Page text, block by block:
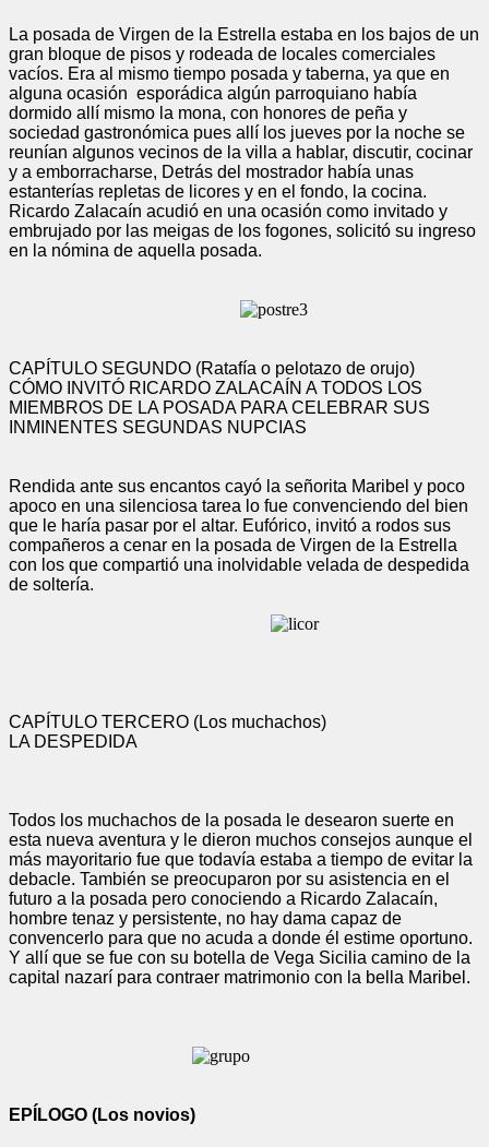
La posada de Virgen de la Estrella estaba en los bajos de un
gran bloque de pisos y rodeada de locales comerciales
vacíos. Era al mismo tiempo posada y taberna, ya que en
alguna ocasión esporádica algún parroquiano había
dormido allí mismo la mona, con honores de peña y
sociedad gastronómica pues allí los jueves por la noche se
reunían algunos vecinos de la villa a hablar, discutir, cocinar
y a emborracharse, Detrás del mostrador había unas
estanterías repletas de licores y en el fondo, la cocina.
Ricardo Zalacaín acudió en una ocasión como invitado y
embrujado por las meigas de los fogones, solicitó su ingreso
en la nómina de aquella posada.
CAPÍTULO SEGUNDO (Ratafía o pelotazo de orujo)
CÓMO INVITÓ RICARDO ZALACAÍN A TODOS LOS
MIEMBROS DE LA POSADA PARA CELEBRAR SUS
INMINENTES SEGUNDAS NUPCIAS
Rendida ante sus encantos cayó la señorita Maribel y poco
apoco en una silenciosa tarea lo fue convenciendo del bien
que le haría pasar por el altar. Eufórico, invitó a rodos sus
compañeros a cenar en la posada de Virgen de la Estrella
con los que compartió una inolvidable velada de despedida
de soltería.
CAPÍTULO TERCERO (Los muchachos)
LA DESPEDIDA
Todos los muchachos de la posada le desearon suerte en
esta nueva aventura y le dieron muchos consejos aunque el
más mayoritario fue que todavía estaba a tiempo de evitar la
debacle. También se preocuparon por su asistencia en el
futuro a la posada pero conociendo a Ricardo Zalacaín,
hombre tenaz y persistente, no hay dama capaz de
convencerlo para que no acuda a donde él estime oportuno.
Y allí que se fue con su botella de Vega Sicilia camino de la
capital nazarí para contraer matrimonio con la bella Maribel.
EPÍLOGO (Los novios)